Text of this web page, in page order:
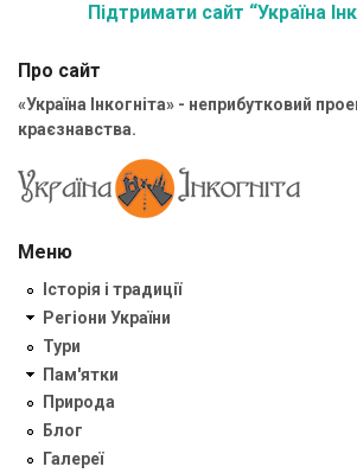
Підтримати сайт “Україна
Про сайт
«Україна Інкогніта» - неприбутковий
краєзнавства.
Меню
Історія і традиції
Регіони України
Тури
Пам'ятки
Природа
Блог
Галереї